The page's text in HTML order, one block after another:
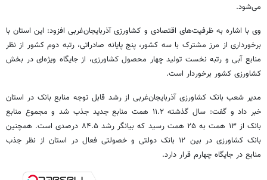
می‌شود.
وی با اشاره به ظرفیت‌های اقتصادی و کشاورزی آذربایجان‌غربی افزود: این استان با
برخورداری از مرز مشترک با سه کشور، پنج پایانه صادراتی، رتبه دوم کشور از نظر
منابع آبی و رتبه نخست تولید چهار محصول کشاورزی، از جایگاه ویژه‌ای در بخش
کشاورزی کشور برخوردار است.
مدیر شعب بانک کشاورزی آذربایجان‌غربی از رشد قابل توجه منابع بانک در استان
خبر داد و گفت: سال گذشته ۱۱.۲ همت منابع جدید جذب شد و مجموع منابع
بانک از ۱۳ همت به ۲۵ همت رسید که بیانگر رشد ۸۴.۵ درصدی است. همچنین
بانک کشاورزی در بین ۱۲ بانک دولتی و خصولتی فعال در استان از نظر جذب
منابع در جایگاه چهارم قرار دارد.